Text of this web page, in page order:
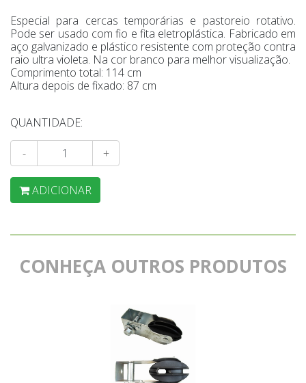
Especial para cercas temporárias e pastoreio rotativo.
Pode ser usado com fio e fita eletroplástica. Fabricado em
aço galvanizado e plástico resistente com proteção contra
raio ultra violeta. Na cor branco para melhor visualização.
Comprimento total: 114 cm
Altura depois de fixado: 87 cm
QUANTIDADE:
- +
ADICIONAR
CONHEÇA OUTROS PRODUTOS